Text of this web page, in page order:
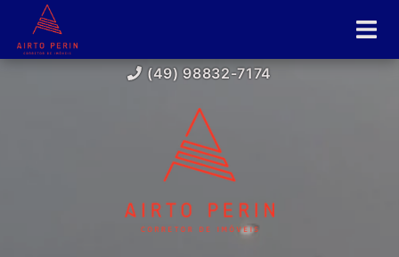
(49) 98832-7174